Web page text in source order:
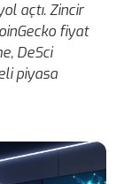
açtı. Zincir
fiyat
DeSci
piyasa